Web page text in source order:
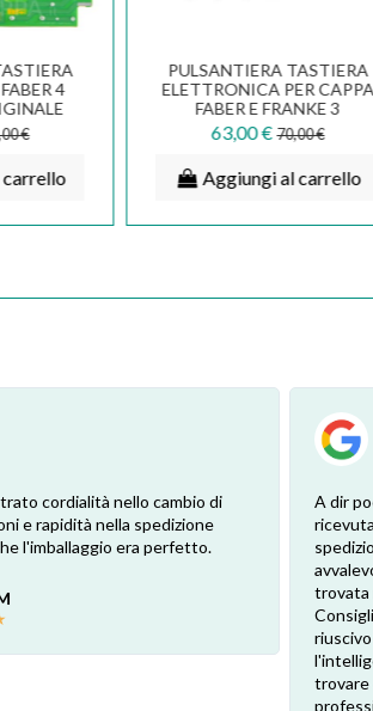
4
€
carrello
PULSANTIERA TASTIERA
ELETTRONICA PER CAPPA
FABER E FRANKE 3
VELOCITA' 420002585...
63,00 € 70,00 €
Aggiungi al carrello
cordialità nello cambio di
e rapidità nella spedizione
l'imballaggio era perfetto.
A dir
trovata
trovare